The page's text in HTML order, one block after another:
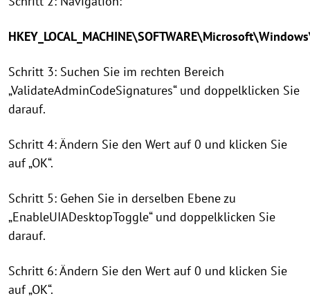
Schritt 3: Suchen Sie im rechten Bereich
„ValidateAdminCodeSignatures“ und doppelklicken Sie
darauf.
Schritt 4: Ändern Sie den Wert auf 0 und klicken Sie
auf „OK“.
Schritt 5: Gehen Sie in derselben Ebene zu
„EnableUIADesktopToggle“ und doppelklicken Sie
darauf.
Schritt 6: Ändern Sie den Wert auf 0 und klicken Sie
auf „OK“.